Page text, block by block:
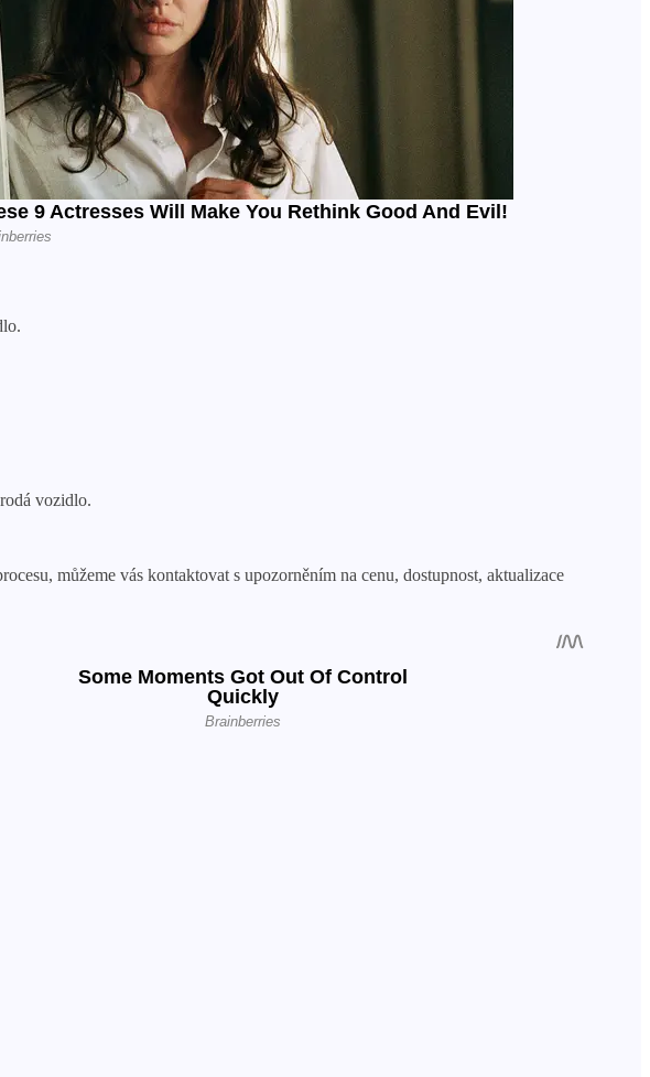
vozidlo.
můžeme vás kontaktovat s upozorněním na cenu, dostupnost, aktualizace